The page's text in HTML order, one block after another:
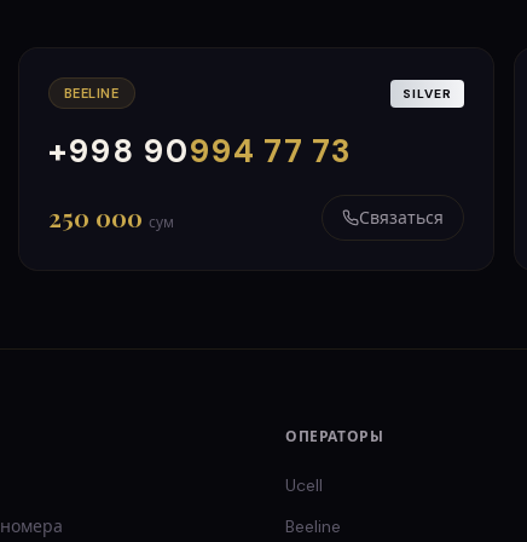
BEELINE SILVER
+998 90994 77 73
000
999
250 000 сум Связаться
номера
ОПЕРАТОРЫ
Ucell
Beeline